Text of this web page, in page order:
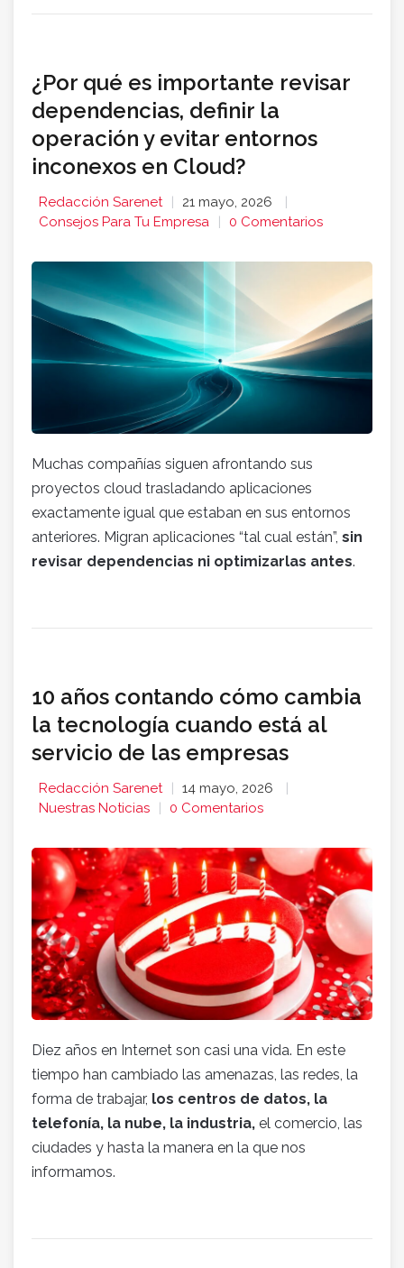
¿Por qué es importante revisar
dependencias, definir la
operación y evitar entornos
inconexos en Cloud?
Redacción Sarenet
21 mayo, 2026
Consejos Para Tu Empresa
0 Comentarios
Muchas compañías siguen afrontando sus
proyectos cloud trasladando aplicaciones
exactamente igual que estaban en sus entornos
anteriores. Migran aplicaciones “tal cual están”, sin
revisar dependencias ni optimizarlas antes.
10 años contando cómo cambia
la tecnología cuando está al
servicio de las empresas
Redacción Sarenet
14 mayo, 2026
Nuestras Noticias
0 Comentarios
Diez años en Internet son casi una vida. En este
tiempo han cambiado las amenazas, las redes, la
forma de trabajar, los centros de datos, la
telefonía, la nube, la industria, el comercio, las
ciudades y hasta la manera en la que nos
informamos.